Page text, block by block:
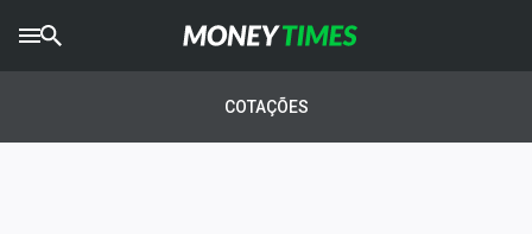
AGROTIMES
COTAÇÕES